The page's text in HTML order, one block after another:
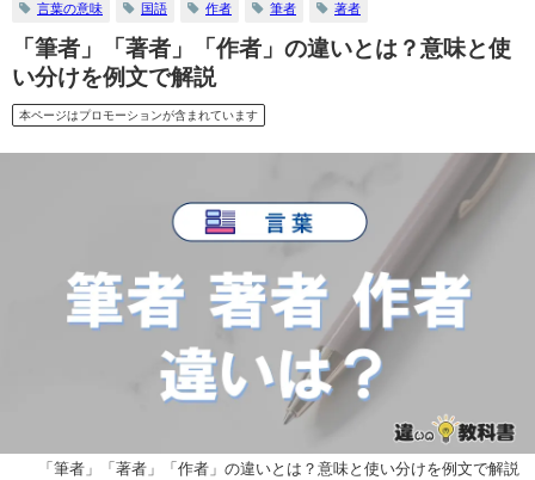
言葉の意味 国語 作者 筆者 著者
「筆者」「著者」「作者」の違いとは？意味と使
い分けを例文で解説
本ページはプロモーションが含まれています
「筆者」「著者」「作者」の違いとは？意味と使い分けを例文で解説